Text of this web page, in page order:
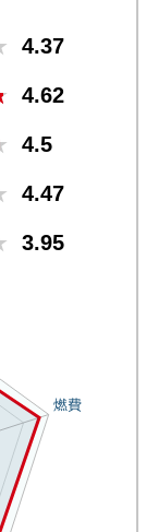
4.37
4.62
4.5
4.47
3.95